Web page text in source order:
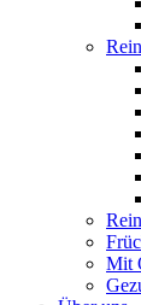
Mit